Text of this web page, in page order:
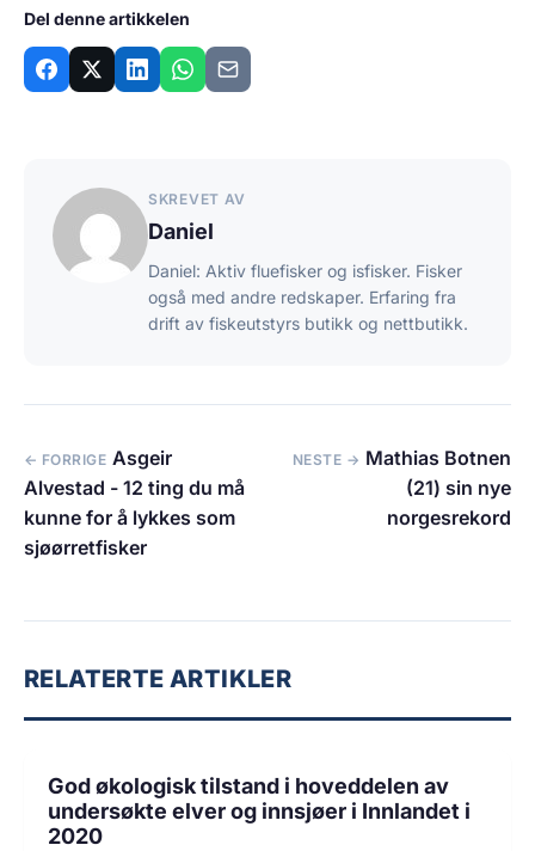
Del denne artikkelen
SKREVET AV
Daniel
Daniel: Aktiv fluefisker og isfisker. Fisker
også med andre redskaper. Erfaring fra
drift av fiskeutstyrs butikk og nettbutikk.
← FORRIGE Asgeir
Alvestad - 12 ting du må
kunne for å lykkes som
sjøørretfisker
NESTE → Mathias Botnen
(21) sin nye
norgesrekord
RELATERTE ARTIKLER
MILJØ
2 min lesetid
God økologisk tilstand i hoveddelen av
undersøkte elver og innsjøer i Innlandet i
2020